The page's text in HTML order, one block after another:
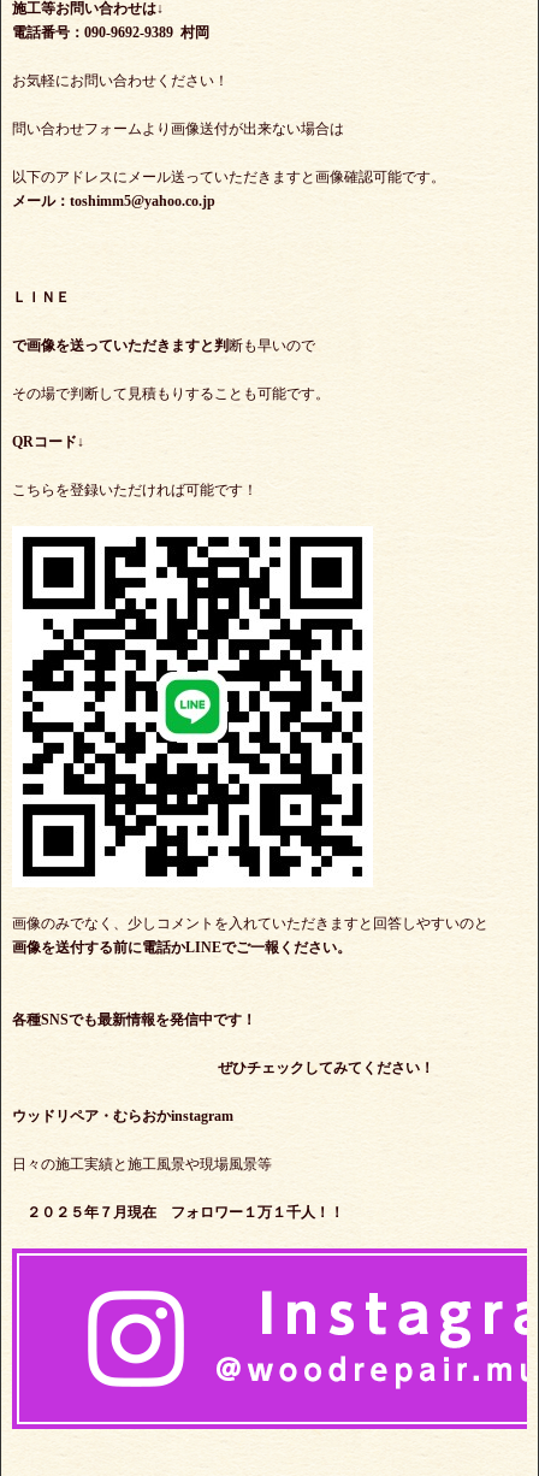
施工等お問い合わせは↓
電話番号：090-9692-9389 村岡
お気軽にお問い合わせください！
問い合わせフォームより画像送付が出来ない場合は
以下のアドレスにメール送っていただきますと画像確認可能です。
メール：toshimm5@yahoo.co.jp
ＬＩＮＥ
で画像を送っていただきますと判 断も早いので
その場で判断して見積もりすることも可能です。
QRコード↓
こちらを登録いただければ可能です！
画像のみでなく、少しコメントを入れていただきますと回答しやすいのと
画像を送付する前に電話かLINEでご一報ください。
各種SNSでも最新情報を発信中です！
ぜひチェックしてみてください！
ウッドリペア・むらおかinstagram
日々の施工実績と施工風景や現場風景等
２０２５年７月現在 フォロワー１万１千人！！